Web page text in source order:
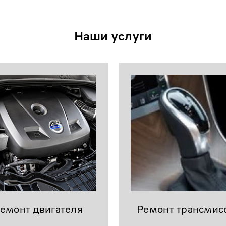
Наши услуги
двигателя Ремонт